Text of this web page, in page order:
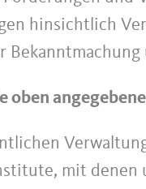
hinsichtlich
oben
mit denen